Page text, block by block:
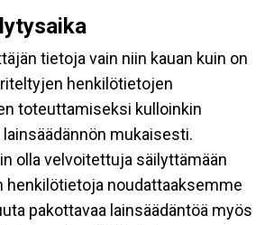
tietoja vain niin kauan kuin on
henkilötietojen
toteuttamiseksi kulloinkin
mukaisesti.
olla velvoitettuja säilyttämään
henkilötietoja noudattaaksemme
pakottavaa lainsäädäntöä myös